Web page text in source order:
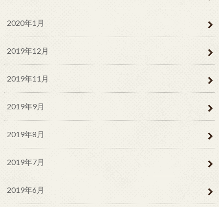
2020年1月
2019年12月
2019年11月
2019年9月
2019年8月
2019年7月
2019年6月